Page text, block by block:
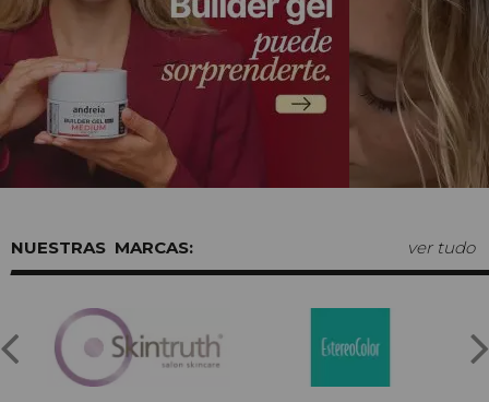
MARCAS: ver tudo